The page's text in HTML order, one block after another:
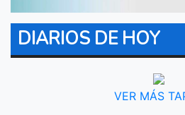
DIARIOS DE HOY
VER MÁS